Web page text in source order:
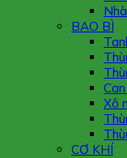
BAO BÌ
Xô
CƠ KHÍ